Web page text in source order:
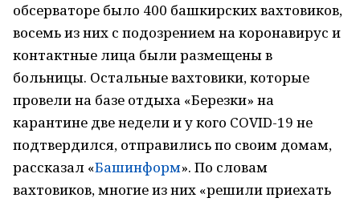
обсерваторе было 400 башкирских вахтовиков,
восемь из них с подозрением на коронавирус и
контактные лица были размещены в
больницы. Остальные вахтовики, которые
провели на базе отдыха «Березки» на
карантине две недели и у кого COVID-19 не
подтвердился, отправились по своим домам,
рассказал «Башинформ». По словам
вахтовиков, многие из них «решили приехать